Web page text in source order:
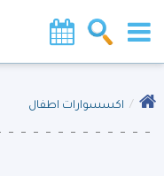
اكسسوارات اطفال